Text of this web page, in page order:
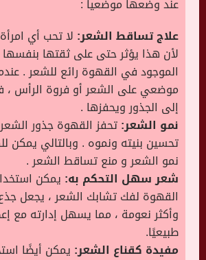
عند وضعها موضعياً :
علاج تساقط الشعر: لا تحب أي
لأن هذا يؤثر حتى على ثقتها بنفسها
الموجود في القهوة رائع للشعر .
موضعي على الشعر أو فروة الرأس ،
إلى الجذور ويحفزها .
نمو الشعر:تحفز القهوة جذور
تحسين بنيته ونموه . وبالتالي يمكن
نمو الشعر و منع تساقط الشعر .
شعر سهل التحكم به: يمكن
القهوة لفك تشابك الشعر ، يجعل
وأكثر نعومة ، مما يسهل إدارته مع
طبيعيًا.
مفيدة كقناع الشعر: يمكن أيضًا